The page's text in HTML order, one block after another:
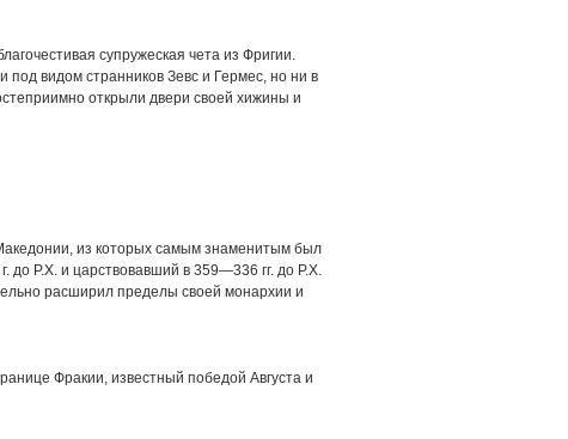
супружеская чета из Фригии.
под видом странников Зевс и Гермес, но ни в
открыли двери своей хижины и
из которых самым знаменитым был
до Р.Х. и царствовавший в 359—336 гг. до Р.Х.
расширил пределы своей монархии и
Фракии, известный победой Августа и